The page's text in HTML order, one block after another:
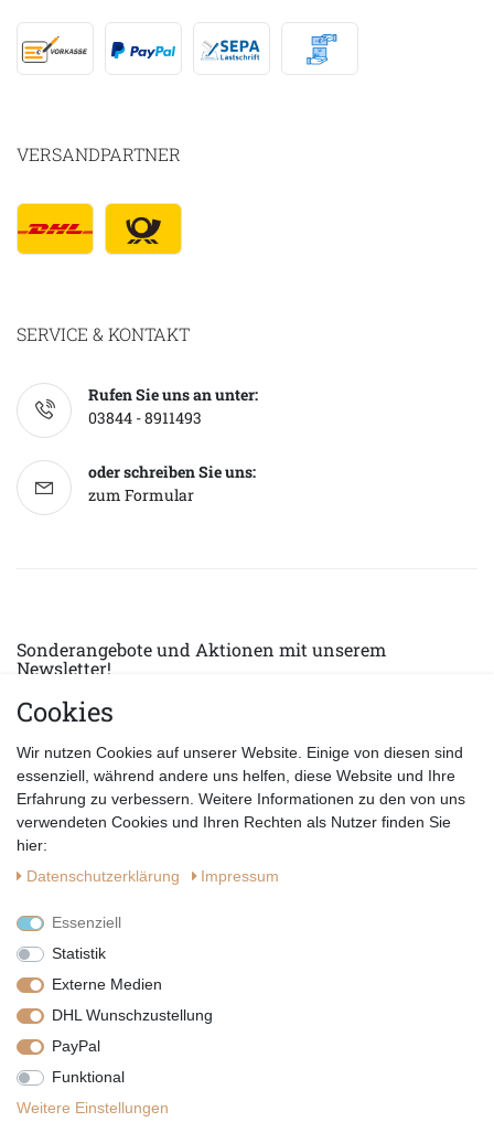
VERSANDPARTNER
SERVICE & KONTAKT
Rufen Sie uns an unter:
03844 - 8911493
oder schreiben Sie uns:
zum Formular
Sonderangebote und Aktionen mit unserem
Newsletter!
E-MAIL *
Datenschutzerklärung
Vertrag widerrufen
Cookies
Wir nutzen Cookies auf unserer Website. Einige von diesen sind
essenziell, während andere uns helfen, diese Website und Ihre
Erfahrung zu verbessern. Weitere Informationen zu den von uns
verwendeten Cookies und Ihren Rechten als Nutzer finden Sie
hier:
Daten­schutz­erklärung
Impressum
Essenziell
Statistik
Externe Medien
DHL Wunschzustellung
PayPal
Funktional
Weitere Einstellungen